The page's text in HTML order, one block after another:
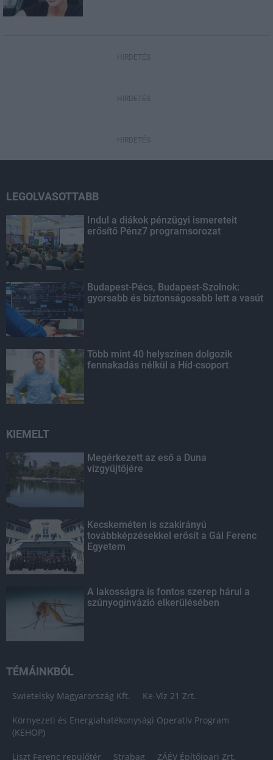
HIRDETÉS
HIRDETÉS
HIRDETÉS
LEGOLVASOTTABB
Indul a diákok pénzügyi ismereteit
erősítő Pénz7 programsorozat
Budapest-Pécs, Budapest-Szolnok:
gyorsabb és biztonságosabb lett a vasút
Több mint 40 helyszínen dolgozik
fennakadás nélkül a Híd-csoport
KIEMELT
Megérkezett az eső a Duna
vízgyűjtőjére
Kecskeméten is szakirányú
továbbképzésekkel erősít a Gál Ferenc
Egyetem
A lakosságra is fontos szerep hárul a
szúnyoginvázió elkerülésében
TÉMÁINKBÓL
Swietelsky Magyarország Kft. Ke-Víz 21 Zrt.
Környezeti és Energiahatékonysági Operatív Program
(KEHOP)
Liszt Ferenc repülőtér Strabag ZÁÉV Építőipari Zrt.